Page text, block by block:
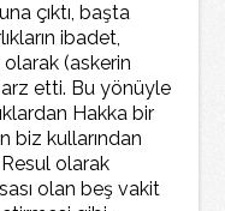
çıktı, başta
ibadet,
(askerin
etti. Bu yönüyle
Hakka bir
biz kullarından
olarak
olan beş vakit